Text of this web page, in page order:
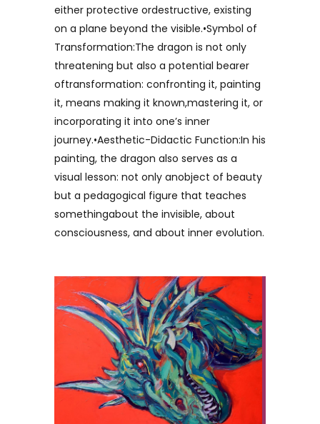
either protective ordestructive, existing
on a plane beyond the visible.•Symbol of
Transformation:The dragon is not only
threatening but also a potential bearer
oftransformation: confronting it, painting
it, means making it known,mastering it, or
incorporating it into one’s inner
journey.•Aesthetic-Didactic Function:In his
painting, the dragon also serves as a
visual lesson: not only anobject of beauty
but a pedagogical figure that teaches
somethingabout the invisible, about
consciousness, and about inner evolution.